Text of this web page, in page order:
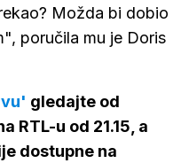
Možda bi dobio
poručila mu je Doris
gledajte od
RTL-u od 21.15, a
dostupne na